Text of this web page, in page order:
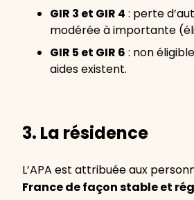
GIR 3 et GIR 4 : perte
modérée à importante
GIR 5 et GIR 6 : non
aides existent.
3. La résidence
L’APA est attribuée aux
France de façon stable et